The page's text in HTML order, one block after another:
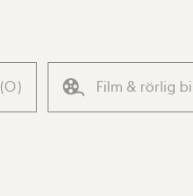
(0) Film & rörlig